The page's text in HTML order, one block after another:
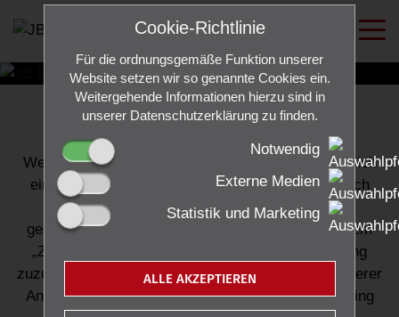
Aus voller Überzeugung
nachhaltig
Wer mit seinem Unternehmen wirklich vollumfänglich
einen nachhaltigen Weg gehen möchte, richtet sich
dabei nicht nach einem Trend bzw. nach dem
gestiegenen externen Interesse, verbunden mit dem
„Zwang“ diesem Thema die notwendige Bedeutung
zuzumessen. Nachhaltigkeit muss vielmehr ein innerer
Antrieb sein – eine Überzeugung, die bei JB-Lighting
Cookie-Richtlinie
Für die ordnungsgemäße Funktion unserer
Website setzen wir so genannte Cookies ein.
Weitergehende Informationen hierzu sind in
unserer Datenschutzerklärung zu finden.
Notwendig
Externe Medien
Statistik und Marketing
ALLE AKZEPTIEREN